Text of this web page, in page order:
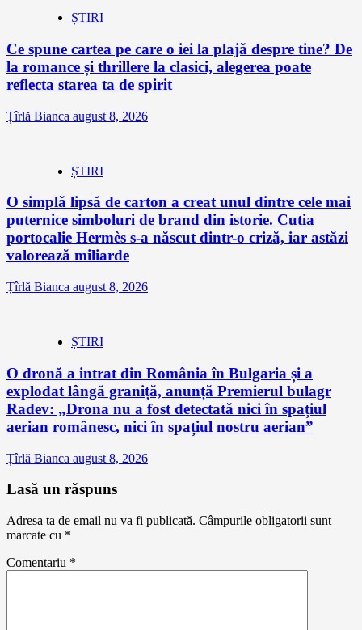
ȘTIRI
Ce spune cartea pe care o iei la plajă despre tine? De
la romance și thrillere la clasici, alegerea poate
reflecta starea ta de spirit
Țîrlă Bianca august 8, 2026
ȘTIRI
O simplă lipsă de carton a creat unul dintre cele mai
puternice simboluri de brand din istorie. Cutia
portocalie Hermès s-a născut dintr-o criză, iar astăzi
valorează miliarde
Țîrlă Bianca august 8, 2026
ȘTIRI
O dronă a intrat din România în Bulgaria și a
explodat lângă graniță, anunță Premierul bulagr
Radev: „Drona nu a fost detectată nici în spațiul
aerian românesc, nici în spațiul nostru aerian”
Țîrlă Bianca august 8, 2026
Lasă un răspuns
Adresa ta de email nu va fi publicată. Câmpurile obligatorii sunt
marcate cu *
Comentariu *